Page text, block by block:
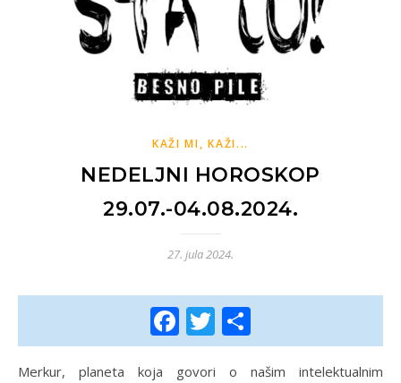
KAŽI MI, KAŽI...
NEDELJNI HOROSKOP
29.07.-04.08.2024.
27. jula 2024.
Facebook
Twitter
Merkur, planeta koja govori o našim intelektualnim